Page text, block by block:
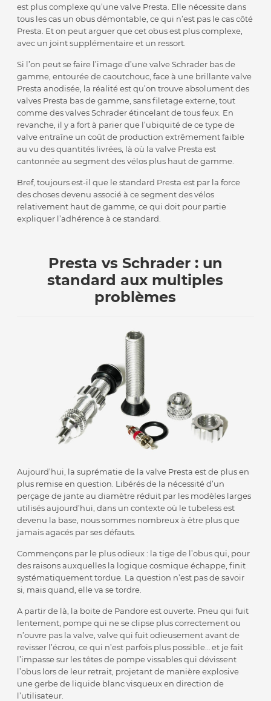
est plus complexe qu’une valve Presta. Elle nécessite dans
tous les cas un obus démontable, ce qui n’est pas le cas côté
Presta. Et on peut arguer que cet obus est plus complexe,
avec un joint supplémentaire et un ressort.
Si l’on peut se faire l’image d’une valve Schrader bas de
gamme, entourée de caoutchouc, face à une brillante valve
Presta anodisée, la réalité est qu’on trouve absolument des
valves Presta bas de gamme, sans filetage externe, tout
comme des valves Schrader étincelant de tous feux. En
revanche, il y a fort à parier que l’ubiquité de ce type de
valve entraîne un coût de production extrêmement faible
au vu des quantités livrées, là où la valve Presta est
cantonnée au segment des vélos plus haut de gamme.
Bref, toujours est-il que le standard Presta est par la force
des choses devenu associé à ce segment des vélos
relativement haut de gamme, ce qui doit pour partie
expliquer l’adhérence à ce standard.
Presta vs Schrader : un
standard aux multiples
problèmes
Aujourd’hui, la suprématie de la valve Presta est de plus en
plus remise en question. Libérés de la nécessité d’un
perçage de jante au diamètre réduit par les modèles larges
utilisés aujourd’hui, dans un contexte où le tubeless est
devenu la base, nous sommes nombreux à être plus que
jamais agacés par ses défauts.
Commençons par le plus odieux : la tige de l’obus qui, pour
des raisons auxquelles la logique cosmique échappe, finit
systématiquement tordue. La question n’est pas de savoir
si, mais quand, elle va se tordre.
A partir de là, la boite de Pandore est ouverte. Pneu qui fuit
lentement, pompe qui ne se clipse plus correctement ou
n’ouvre pas la valve, valve qui fuit odieusement avant de
revisser l’écrou, ce qui n’est parfois plus possible… et je fait
l’impasse sur les têtes de pompe vissables qui dévissent
l’obus lors de leur retrait, projetant de manière explosive
une gerbe de liquide blanc visqueux en direction de
l’utilisateur.